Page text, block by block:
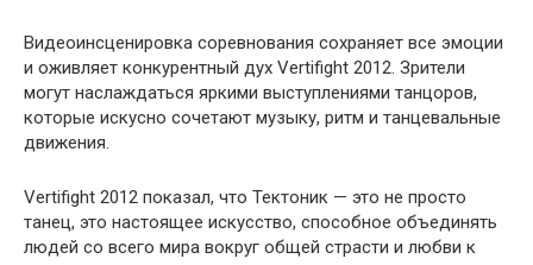
Видеоинсценировка соревнования сохраняет все эмоции
и оживляет конкурентный дух Vertifight 2012. Зрители
могут наслаждаться яркими выступлениями танцоров,
которые искусно сочетают музыку, ритм и танцевальные
движения.
Vertifight 2012 показал, что Тектоник — это не просто
танец, это настоящее искусство, способное объединять
людей со всего мира вокруг общей страсти и любви к